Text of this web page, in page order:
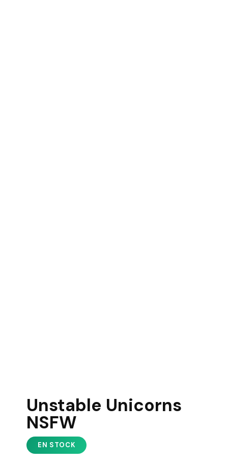
Unstable Unicorns
NSFW